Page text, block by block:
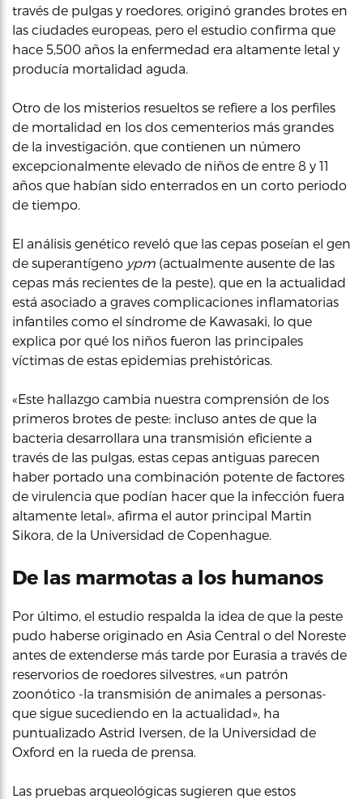
través de pulgas y roedores, originó grandes brotes en
las ciudades europeas, pero el estudio confirma que
hace 5,500 años la enfermedad era altamente letal y
producía mortalidad aguda.
Otro de los misterios resueltos se refiere a los perfiles
de mortalidad en los dos cementerios más grandes
de la investigación, que contienen un número
excepcionalmente elevado de niños de entre 8 y 11
años que habían sido enterrados en un corto periodo
de tiempo.
El análisis genético reveló que las cepas poseían el gen
de superantígeno ypm (actualmente ausente de las
cepas más recientes de la peste), que en la actualidad
está asociado a graves complicaciones inflamatorias
infantiles como el síndrome de Kawasaki, lo que
explica por qué los niños fueron las principales
víctimas de estas epidemias prehistóricas.
«Este hallazgo cambia nuestra comprensión de los
primeros brotes de peste: incluso antes de que la
bacteria desarrollara una transmisión eficiente a
través de las pulgas, estas cepas antiguas parecen
haber portado una combinación potente de factores
de virulencia que podían hacer que la infección fuera
altamente letal», afirma el autor principal Martin
Sikora, de la Universidad de Copenhague.
De las marmotas a los humanos
Por último, el estudio respalda la idea de que la peste
pudo haberse originado en Asia Central o del Noreste
antes de extenderse más tarde por Eurasia a través de
reservorios de roedores silvestres, «un patrón
zoonótico -la transmisión de animales a personas-
que sigue sucediendo en la actualidad», ha
puntualizado Astrid Iversen, de la Universidad de
Oxford en la rueda de prensa.
Las pruebas arqueológicas sugieren que estos